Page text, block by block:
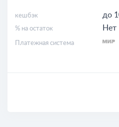
кешбэк до
% на остаток Нет
Платежная система